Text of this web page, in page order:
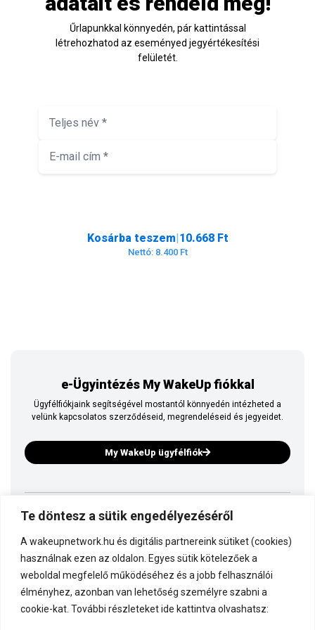
Te döntesz a sütik engedélyezéséről
A wakeupnetwork.hu és digitális partnereink sütiket (cookies)
használnak ezen az oldalon. Egyes sütik kötelezőek a
weboldal megfelelő működéséhez és a jobb felhasználói
élményhez, azonban van lehetőség személyre szabni a
cookie-kat. További részleteket ide kattintva olvashatsz:
Űrlapunkkal könnyedén, pár kattintással
létrehozhatod az eseményed jegyértékesítési
felületét.
Kosárba teszem 10.668 Ft
Nettó: 8.400 Ft
e-Ügyintézés My WakeUp fiókkal
Ügyfélfiókjaink segítségével mostantól könnyedén intézheted a
velünk kapcsolatos szerződéseid, megrendeléseid és jegyeidet.
My WakeUp ügyfélfiók
Ez is a WakeUp
Kapcsolódj a WakeUp-hoz!
Dokumentáció